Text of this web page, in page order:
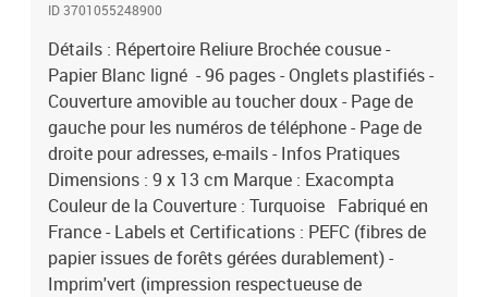
ID 3701055248900
Détails : Répertoire Reliure Brochée cousue -
Papier Blanc ligné - 96 pages - Onglets plastifiés -
Couverture amovible au toucher doux - Page de
gauche pour les numéros de téléphone - Page de
droite pour adresses, e-mails - Infos Pratiques
Dimensions : 9 x 13 cm Marque : Exacompta
Couleur de la Couverture : Turquoise Fabriqué en
France - Labels et Certifications : PEFC (fibres de
papier issues de forêts gérées durablement) -
Imprim'vert (impression respectueuse de